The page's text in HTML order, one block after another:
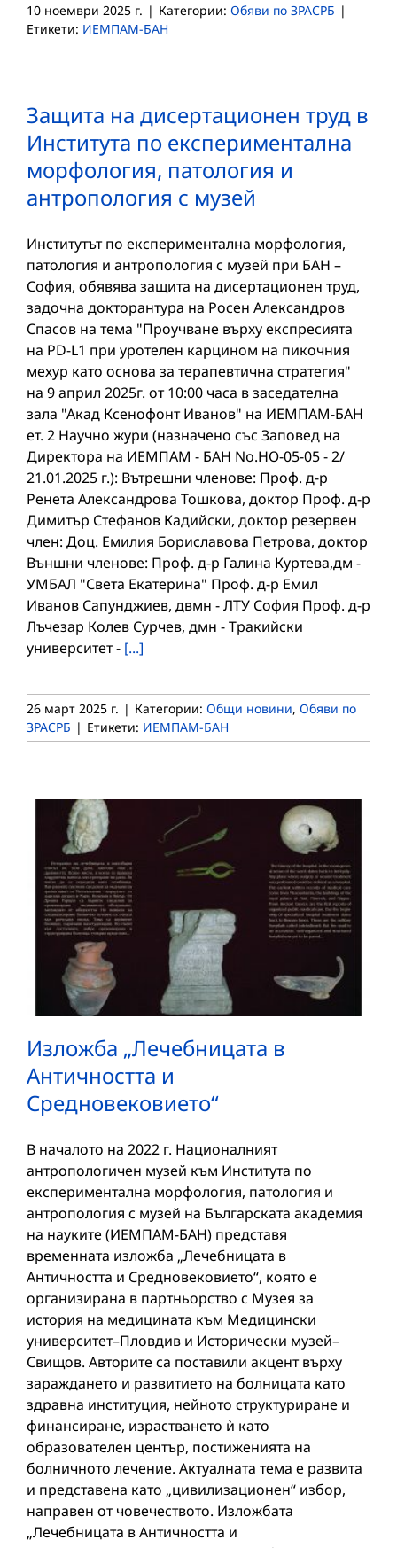
10 ноември 2025 г. | Категории: Обяви по ЗРАСРБ |
Етикети: ИЕМПАМ-БАН
Защита на дисертационен труд в
Института по експериментална
морфология, патология и
антропология с музей
Институтът по експериментална морфология,
патология и антропология с музей при БАН –
София, обявява защита на дисертационен труд,
задочна докторантура на Росен Александров
Спасов на тема "Проучване върху експресията
на PD-L1 при уротелен карцином на пикочния
мехур като основа за терапевтична стратегия"
на 9 април 2025г. от 10:00 часа в заседателна
зала "Акад Ксенофонт Иванов" на ИЕМПАМ-БАН
ет. 2 Научно жури (назначено със Заповед на
Директора на ИЕМПАМ - БАН No.НО-05-05 - 2/
21.01.2025 г.): Вътрешни членове: Проф. д-р
Ренета Александрова Тошкова, доктор Проф. д-р
Димитър Стефанов Кадийски, доктор резервен
член: Доц. Емилия Бориславова Петрова, доктор
Външни членове: Проф. д-р Галина Куртева,дм -
УМБАЛ "Света Екатерина" Проф. д-р Емил
Иванов Сапунджиев, двмн - ЛТУ София Проф. д-р
Лъчезар Колев Сурчев, дмн - Тракийски
университет - [...]
26 март 2025 г. | Категории: Общи новини, Обяви по
ЗРАСРБ | Етикети: ИЕМПАМ-БАН
Изложба „Лечебницата в
Античността и
Средновековието“
В началото на 2022 г. Националният
антропологичен музей към Института по
експериментална морфология, патология и
антропология с музей на Българската академия
на науките (ИЕМПАМ-БАН) представя
временната изложба „Лечебницата в
Античността и Средновековието“, която е
организирана в партньорство с Музея за
история на медицината към Медицински
университет–Пловдив и Исторически музей–
Свищов. Авторите са поставили акцент върху
зараждането и развитието на болницата като
здравна институция, нейното структуриране и
финансиране, израстването ѝ като
образователен център, постиженията на
болничното лечение. Актуалната тема е развита
и представена като „цивилизационен“ избор,
направен от човечеството. Изложбата
„Лечебницата в Античността и